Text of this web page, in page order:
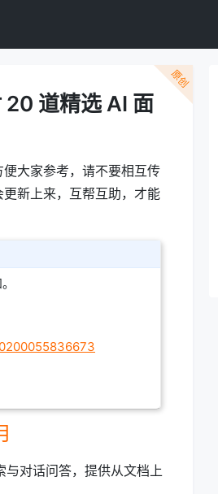
原创
道精选 AI 面
大家参考，请不要相互传
新上来，互帮互助，才能
与对话问答，提供从文档上